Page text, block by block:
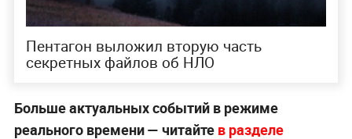
Пентагон выложил вторую часть
секретных файлов об НЛО
Больше актуальных событий в режиме
реального времени — читайте в разделе